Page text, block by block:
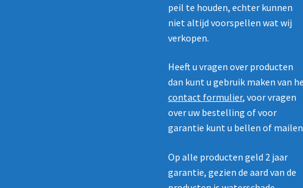
peil te houden, echter kunnen
niet altijd voorspellen wat wij
verkopen.
Heeft u vragen over producten
dan kunt u gebruik maken van
contact formulier, voor vragen
over uw bestelling of voor
garantie kunt u bellen of
Op alle producten geld 2 jaar
garantie, gezien de aard van de